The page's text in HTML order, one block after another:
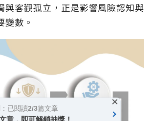
與客觀孤立，正是影響風險認知與
變數。
已閱讀2/3篇文章
章，即可解鎖抽獎！
×